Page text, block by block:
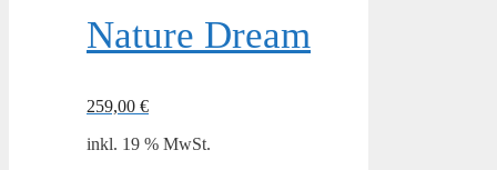
Nature Dream
259,00 €
inkl. 19 % MwSt.